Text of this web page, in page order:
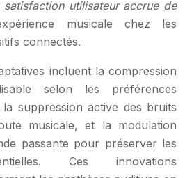
satisfaction utilisateur accrue de
musicale chez les
connectés.
incluent la compression
selon les préférences
la suppression active des bruits
musicale, et la modulation
passante pour préserver les
Ces innovations